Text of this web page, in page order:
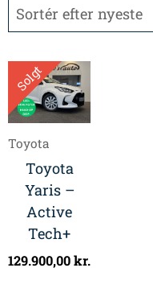
Solgt
Toyota
Toyota
Yaris –
Active
Tech+
129.900,00kr.